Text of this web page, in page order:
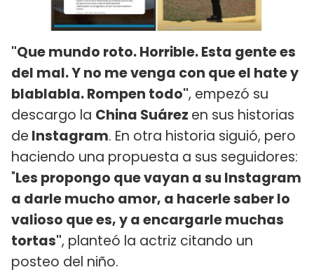
"Que mundo roto. Horrible. Esta gente es
del mal. Y no me venga con que el hate y
blablabla. Rompen todo", empezó su
descargo la China Suárez en sus historias
de Instagram. En otra historia siguió, pero
haciendo una propuesta a sus seguidores:
"Les propongo que vayan a su Instagram
a darle mucho amor, a hacerle saber lo
valioso que es, y a encargarle muchas
tortas", planteó la actriz citando un
posteo del niño.